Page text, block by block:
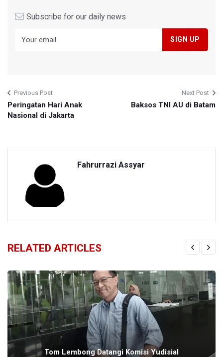
Subscribe for our daily news
Previous Post
Peringatan Hari Anak
Nasional di Jakarta
Next Post
Baksos TNI AU di Batam
Fahrurrazi Assyar
RELATED ARTICLES
Tom Lembong Datangi Komisi Yudisial